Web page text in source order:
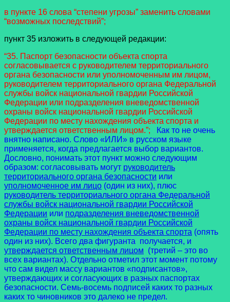
в пункте 16 слова “степени угрозы” заменить словами
“возможных последствий”;
пункт 35 изложить в следующей редакции:
“35. Паспорт безопасности объекта спорта
согласовывается с руководителем территориального
органа безопасности или уполномоченным им лицом,
руководителем территориального органа Федеральной
службы войск национальной гвардии Российской
Федерации или подразделения вневедомственной
охраны войск национальной гвардии Российской
Федерации по месту нахождения объекта спорта и
утверждается ответственным лицом.”;
Как то не очень
внятно написано. Слово «ИЛИ» в русском языке
применяется, когда предлагается выбор вариантов.
Дословно, понимать этот пункт можно следующим
образом: согласовывать могут руководитель
территориального органа безопасности или
уполномоченное им лицо (один из них), плюс
руководитель территориального органа Федеральной
службы войск национальной гвардии Российской
Федерации или подразделения вневедомственной
охраны войск национальной гвардии Российской
Федерации по месту нахождения объекта спорта (опять
один из них). Всего два фигуранта получается, и
утверждается ответственным лицом (третий – это во
всех вариантах). Отдельно отметил этот момент потому
что сам видел массу вариантов «подписантов»,
утверждающих и согласующих в разных паспортах
безопасности. Семь-восемь подписей каких то разных
каких то чиновников это далеко не предел.